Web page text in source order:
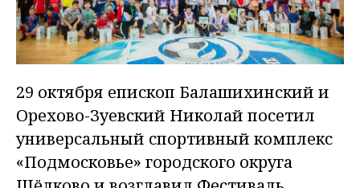
29 октября епископ Балашихинский и
Орехово-Зуевский Николай посетил
универсальный спортивный комплекс
«Подмосковье» городского округа